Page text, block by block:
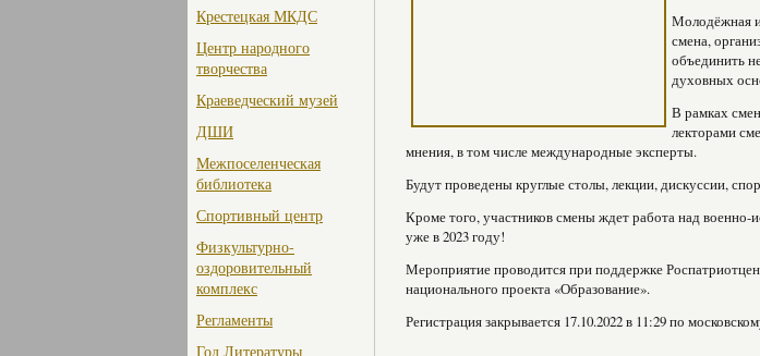
Крестецкая МКДС
Центр народного
творчества
Краеведческий музей
ДШИ
Межпоселенческая
библиотека
Спортивный центр
Физкультурно-
оздоровительный
комплекс
Регламенты
Год Литературы
Молодёжная
смена,
объединить
духовных
В рамках
лекторами
мнения, в том числе международные эксперты.
Будут проведены круглые столы, лекции, дискуссии,
Кроме того, участников смены ждет работа над
уже в 2023 году!
Мероприятие проводится при поддержке
национального проекта «Образование».
Регистрация закрывается 17.10.2022 в 11:29 по